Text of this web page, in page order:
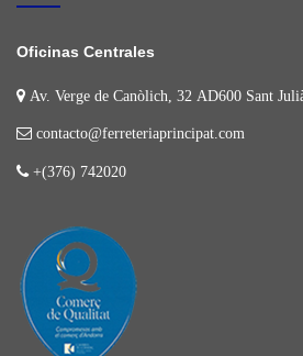
Oficinas Centrales
Av. Verge de Canòlich, 32 AD600 Sant
contacto@ferreteriaprincipat.com
+(376) 742020